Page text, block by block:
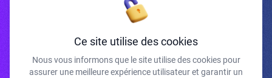
Inscrivez-vous à la newsletter
Ce site utilise des cookies
Nous vous informons que le site utilise des cookies pour
assurer une meilleure expérience utilisateur et garantir un